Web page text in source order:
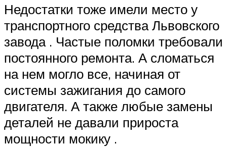
Недостатки тоже имели место у
транспортного средства Львовского
завода . Частые поломки требовали
постоянного ремонта. А сломаться
на нем могло все, начиная от
системы зажигания до самого
двигателя. А также любые замены
деталей не давали прироста
мощности мокику .